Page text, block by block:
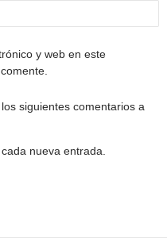
y web en este
siguientes comentarios a
nueva entrada.